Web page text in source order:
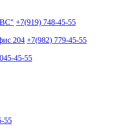
+7(919) 748-45-55
204 +7(982) 779-45-55
45-55
55